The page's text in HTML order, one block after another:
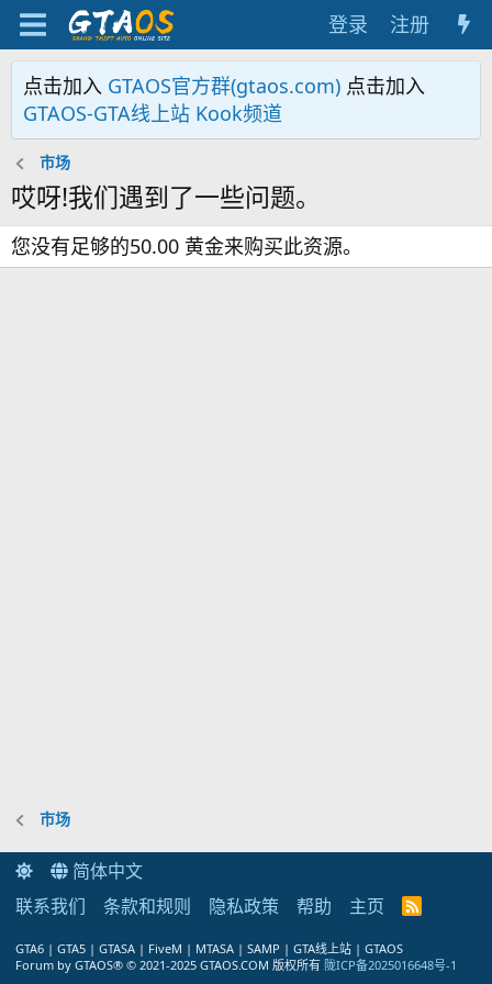
登录 注册
点击加入 GTAOS官方群(gtaos.com) 点击加入
GTAOS-GTA线上站 Kook频道
市场
哎呀!我们遇到了一些问题。
您没有足够的50.00 黄金来购买此资源。
市场
简体中文
联系我们
条款和规则 隐私政策 帮助 主页
R
GTA6 | GTA5 | GTASA | FiveM | MTASA | SAMP | GTA线上站 | GTAOS
Forum by GTAOS® © 2021-2025 GTAOS.COM 版权所有 陇ICP备2025016648号-1